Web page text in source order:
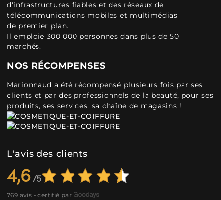
d'infrastructures fiables et des réseaux de
télécommunications mobiles et multimédias
de premier plan.
Il emploie 300 000 personnes dans plus de 50
marchés.
NOS RÉCOMPENSES
Marionnaud a été récompensé plusieurs fois par ses
clients et par des professionnels de la beauté, pour ses
produits, ses services, sa chaîne de magasins !
L'avis des clients
4,6
769 avis - certifié par